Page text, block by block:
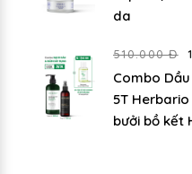
da
510.000 Đ
Combo
5T
bưởi bồ kết